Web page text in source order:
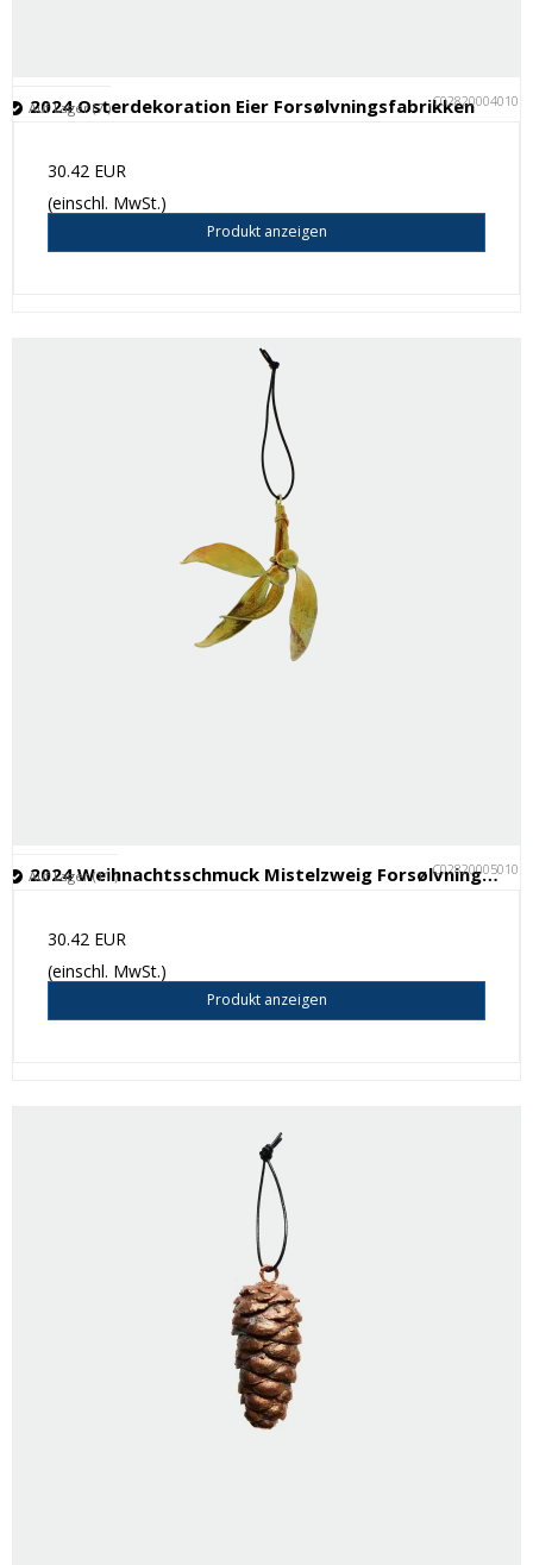
2024 Osterdekoration Eier ForsølvningsfabrikkenC028200040101
Auf Lager (7 )
30.42 EUR
(einschl. MwSt.)
Produkt anzeigen
2024 Weihnachtsschmuck Mistelzweig Forsølvningsfabrikken
C028200050101
Auf Lager (11 )
30.42 EUR
(einschl. MwSt.)
Produkt anzeigen